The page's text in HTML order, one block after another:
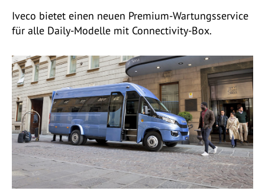
Iveco bietet einen neuen Premium-Wartungsservice
für alle Daily-Modelle mit Connectivity-Box.